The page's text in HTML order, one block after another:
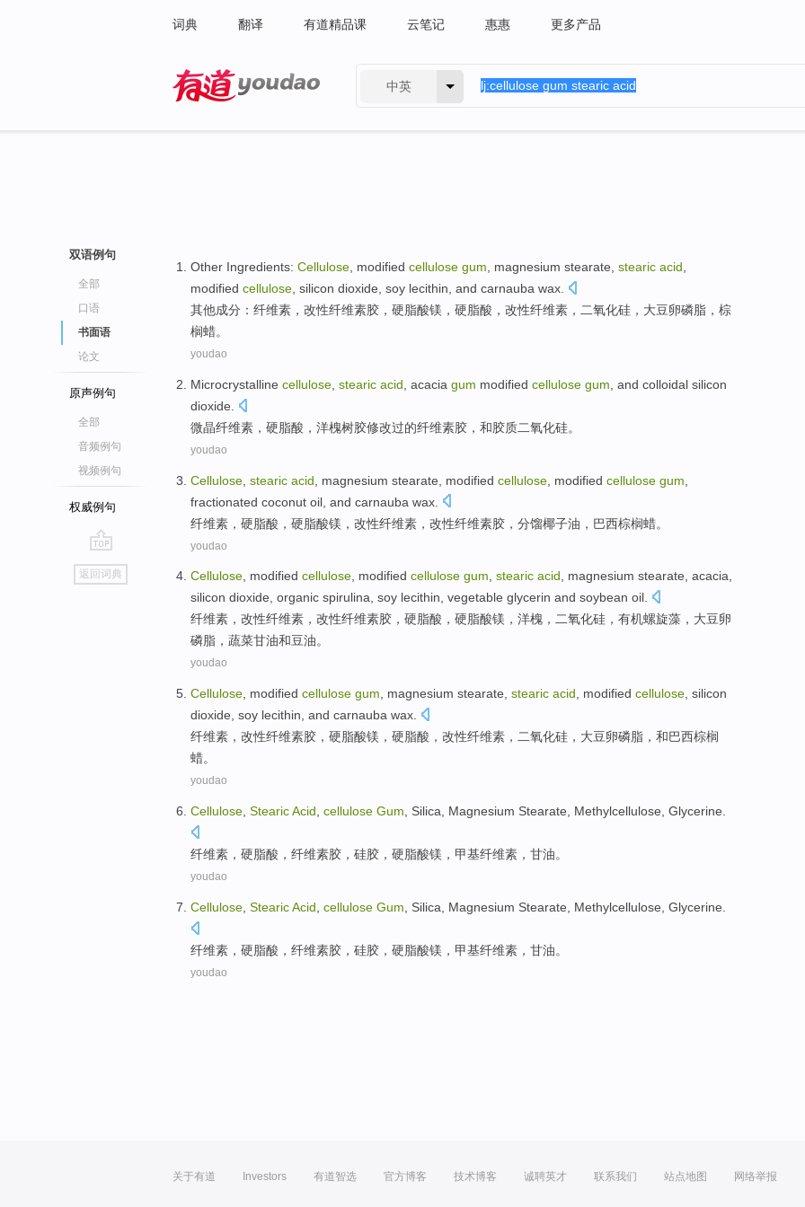
词典 翻译 有道精品课 云笔记 惠惠 更多产品
中英
双语例句
全部
口语
书面语
论文
原声例句
全部
音频例句
视频例句
权威例句
go
top
返回词典
Other Ingredients: Cellulose modified cellulose gum , magnesium stearate stearic acid
modified cellulose silicon dioxide soy lecithin , and carnauba wax
其他成分 ： 纤维素 ， 改性纤维素胶 ， 硬脂酸镁， 硬脂酸，改性纤维素， 二氧化硅 ， 大豆卵磷脂 ， 棕
榈蜡。
youdao
Microcrystalline cellulose stearic acid acacia gum modified cellulose gum and colloidal silicon
dioxide
微晶纤维素 ， 硬脂酸 ， 洋槐树胶修改过的纤维素胶 ， 和胶质二氧化硅。
youdao
Cellulose stearic acid , magnesium stearate modified cellulose , modified cellulose gum
fractionated coconut oil and carnauba wax
纤维素 ， 硬脂酸 ， 硬脂酸镁， 改性纤维素，改性纤维素胶 ， 分馏椰子油 ， 巴西棕榈蜡。
youdao
Cellulose, modified cellulose, modified cellulose gum, stearic acid, magnesium stearate, acacia,
silicon dioxide, organic spirulina, soy lecithin, vegetable glycerin and soybean oil.
纤维素 ， 改性纤维素，改性纤维素胶 ， 硬脂酸 ， 硬脂酸镁， 洋槐 ， 二氧化硅 ， 有机螺旋藻 ， 大豆卵
磷脂 ， 蔬菜甘油和豆油。
youdao
Cellulose modified cellulose gum , magnesium stearate stearic acid , modified cellulose silicon
dioxide soy lecithin and carnauba wax
纤维素 ， 改性纤维素胶 ， 硬脂酸镁， 硬脂酸，改性纤维素， 二氧化硅 ， 大豆卵磷脂 ， 和巴西棕榈
蜡。
youdao
Cellulose StearicAcid cellulose Gum Silica , Magnesium Stearate Methylcellulose Glycerine
纤维素 ， 硬脂酸 ，纤维素胶 ， 硅胶 ， 硬脂酸镁，甲基纤维素 ， 甘油。
youdao
Cellulose StearicAcid cellulose Gum Silica , Magnesium Stearate Methylcellulose Glycerine
纤维素 ， 硬脂酸 ，纤维素胶 ， 硅胶 ， 硬脂酸镁，甲基纤维素 ， 甘油。
youdao
关于有道 Investors 有道智选 官方博客 技术博客 诚聘英才 联系我们 站点地图 网络举报